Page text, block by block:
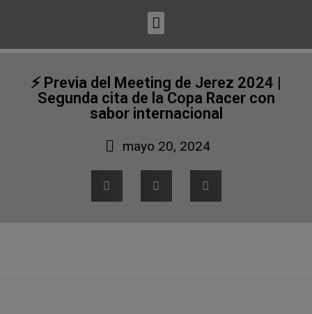
⚡️ Previa del Meeting de Jerez 2024 |
Segunda cita de la Copa Racer con
sabor internacional
mayo 20, 2024